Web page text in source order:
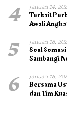
4 Januari 14,
Terkait
Awali
5 Januari 16,
Soal
Sambangi
6 Januari 18,
Bersama
dan Tim